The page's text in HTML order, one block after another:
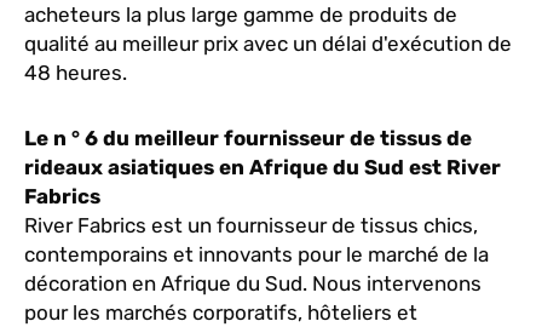
acheteurs la plus large gamme de produits de
qualité au meilleur prix avec un délai d'exécution de
48 heures.
Le n ° 6 du meilleur fournisseur de tissus de
rideaux asiatiques en Afrique du Sud est River
Fabrics
River Fabrics est un fournisseur de tissus chics,
contemporains et innovants pour le marché de la
décoration en Afrique du Sud. Nous intervenons
pour les marchés corporatifs, hôteliers et